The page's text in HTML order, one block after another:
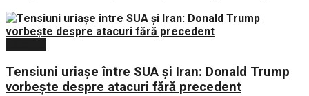
Tensiuni uriașe între SUA și Iran: Donald Trump
vorbește despre atacuri fără precedent